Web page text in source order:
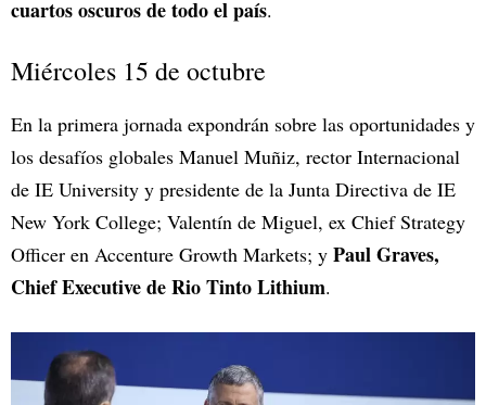
cuartos oscuros de todo el país.
Miércoles 15 de octubre
En la primera jornada expondrán sobre las oportunidades y
los desafíos globales Manuel Muñiz, rector Internacional
de IE University y presidente de la Junta Directiva de IE
New York College; Valentín de Miguel, ex Chief Strategy
Officer en Accenture Growth Markets; y Paul Graves,
Chief Executive de Rio Tinto Lithium.